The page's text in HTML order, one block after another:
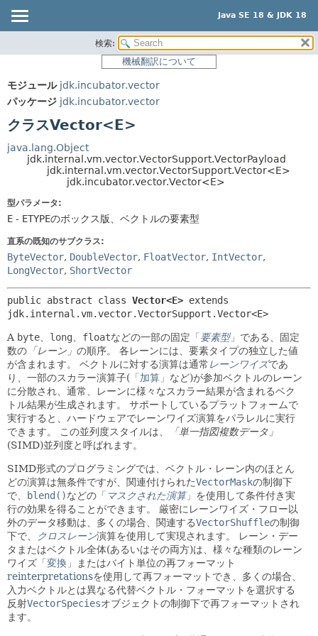
Java SE 18 & JDK 18
パッケージ
使用
ツリー
プレビュー
新規
非推奨
索引
ヘルプ
サマリー:
ネスト済
詳細:
フィールド
メソッド
検索:
機械翻訳について
モジュール jdk.incubator.vector
パッケージ jdk.incubator.vector
クラスVector<E>
java.lang.Object
jdk.internal.vm.vector.VectorSupport.VectorPayload
jdk.internal.vm.vector.VectorSupport.Vector<E>
jdk.incubator.vector.Vector<E>
型パラメータ:
E - ETYPEのボックス版、ベクトルの要素型
直系の既知のサブクラス:
ByteVector, DoubleVector, FloatVector, IntVector,
LongVector, ShortVector
public abstract class Vector<E> extends
jdk.internal.vm.vector.VectorSupport.Vector<E>
A byte long floatなどの一部の固定 「要素型」 である、固定
数の 「レーン」 の順序。
各レーンには、要素タイプの独立した値
が含まれます。
ベクトルに対する演算は通常 レーンワイズであ
り、一部のスカラー演算子( 「加算」 など)が参加ベクトルのレーン
に分散され、通常、レーンに様々なスカラー結果が含まれるベク
トル結果が生成されます。
サポートしているプラットフォームで
実行すると、ハードウェアでレーンワイズ演算をパラレルに実行
できます。
この並列度スタイルは、
「単一指図複数データ」
(SIMD)並列度と呼ばれます。
SIMD形式のプログラミングでは、ベクトル・レーン内のほとん
どの演算は無条件ですが、関連付けられたVectorMaskの制御下
で、 blend()などの 「 マスクされた演算」 を使用して条件付き実
行の効果を得ることができます。
厳密にレーンワイズ・フロー以
外のデータ移動は、多くの場合、関連するVectorShuffleの制御
下で、
クロスレーン演算を使用して実現されます。
レーン・デー
タまたはベクトル全体(あるいはその両方)は、様々な種類のレーン
ワイズ 「変換」
またはバイト単位の再フォーマット
reinterpretationsを使用して再フォーマットでき、多くの場合、
入力ベクトルとは異なる代替ベクトル・フォーマットを選択する
反射VectorSpeciesオブジェクトの制御下で再フォーマットされ
ます。